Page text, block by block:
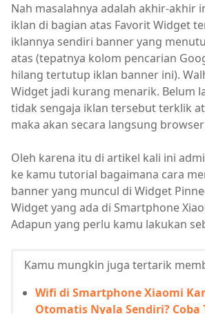
Nah masalahnya adalah akhir-akhir
iklan di bagian atas Favorit Widget
iklannya sendiri banner yang
atas (tepatnya kolom pencarian
hilang tertutup iklan banner ini).
Widget jadi kurang menarik. Belum
tidak sengaja iklan tersebut terklik
maka akan secara langsung
Oleh karena itu di artikel kali ini
ke kamu tutorial bagaimana cara
banner yang muncul di Widget
Widget yang ada di Smartphone
Adapun yang perlu kamu lakukan
Kamu mungkin juga tertarik
Wifi di Smartphone Xiaomi
Otomatis Nyala Sendiri? Coba